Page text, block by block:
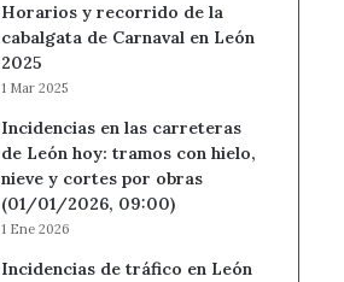
Horarios y recorrido de la
cabalgata de Carnaval en León
2025
1 Mar 2025
Incidencias en las carreteras
de León hoy: tramos con hielo,
nieve y cortes por obras
(01/01/2026, 09:00)
1 Ene 2026
Incidencias de tráfico en León